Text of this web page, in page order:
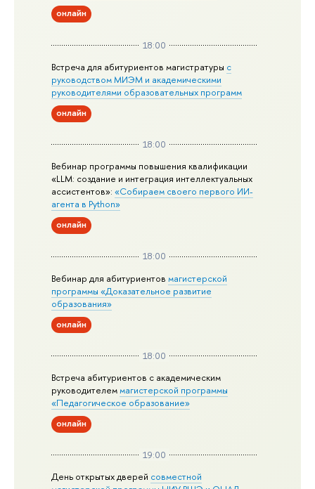
онлайн
18:00
Встреча для абитуриентов магистратуры с
руководством МИЭМ и академическими
руководителями образовательных программ
онлайн
18:00
Вебинар программы повышения квалификации
«LLM: создание и интеграция интеллектуальных
ассистентов»:«Собираем своего первого ИИ-
агента в Python»
онлайн
18:00
Вебинар для абитуриентов магистерской
программы «Доказательное развитие
образования»
онлайн
18:00
Встреча абитуриентов с академическим
руководителеммагистерской программы
«Педагогическое образование»
онлайн
19:00
День открытых дверей совместной